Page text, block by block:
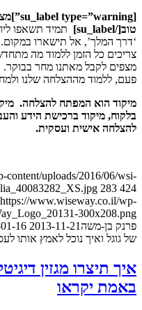
[su_label type=”warning”]
טוב[/su_label]
תמיד תשאפו
‘דרך המלך’, אל תישארו במקום.
צריכים כל הזמן ללמוד מה
מצפים לקבל מאתנו מחר
פעם, ללמוד מההצלחה שלנו
מיקוד הוא המפתח להצלחה.
בלקוח, מיקוד ברכישת הידע
להצלחה אישית ועסקית.
uploads/2016/06/wsi-
283 424
https://www.wiseway.co.il/wp-
300x208.png
פרנק בן-משה2013-11-21 11:41:01
14:16:13
של גוגל ואיך נוכל לאמץ אותו
איך תיצרו מגזין
באמת יקראו